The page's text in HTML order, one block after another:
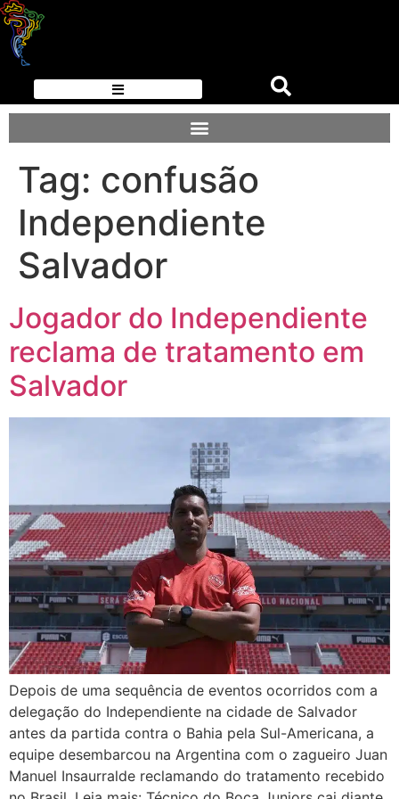
Tag: confusão
Independiente
Salvador
Jogador do Independiente
reclama de tratamento em
Salvador
Depois de uma sequência de eventos ocorridos com a
delegação do Independiente na cidade de Salvador
antes da partida contra o Bahia pela Sul-Americana, a
equipe desembarcou na Argentina com o zagueiro Juan
Manuel Insaurralde reclamando do tratamento recebido